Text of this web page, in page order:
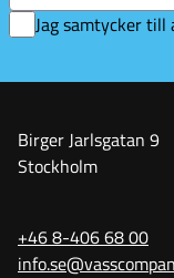
Jag samtycker till
Birger Jarlsgatan 9
Stockholm
+46 8-406 68 00